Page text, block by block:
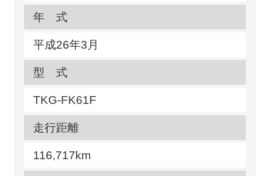
年 式
平成26年3月
型 式
TKG-FK61F
走行距離
116,717km